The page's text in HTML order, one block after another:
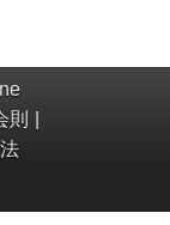
則